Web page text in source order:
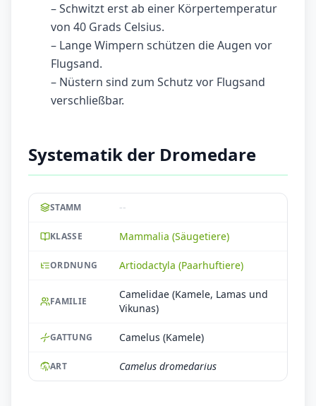
– Schwitzt erst ab einer Körpertemperatur
von 40 Grads Celsius.
– Lange Wimpern schützen die Augen vor
Flugsand.
– Nüstern sind zum Schutz vor Flugsand
verschließbar.
Systematik der Dromedare
STAMM --
KLASSE Mammalia (Säugetiere)
ORDNUNG Artiodactyla (Paarhuftiere)
FAMILIE
Camelidae (Kamele, Lamas und
Vikunas)
GATTUNG Camelus (Kamele)
ART Camelus dromedarius